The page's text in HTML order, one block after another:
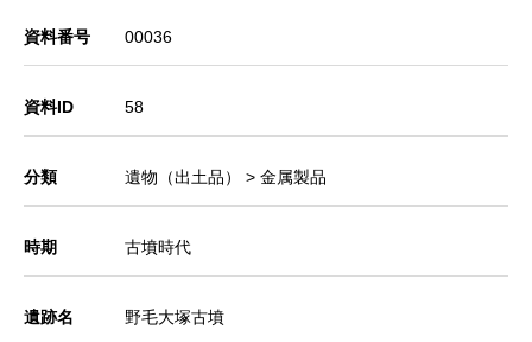
資料番号 00036
資料ID 58
分類 遺物（出土品） > 金属製品
時期 古墳時代
遺跡名 野毛大塚古墳